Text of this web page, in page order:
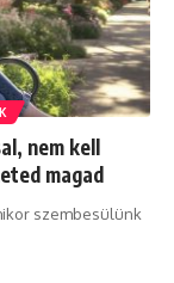
nem kell
magad
szembesülünk